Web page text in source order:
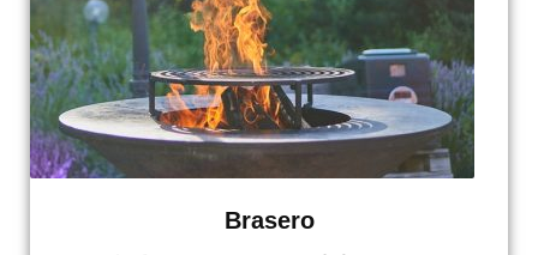
Brasero